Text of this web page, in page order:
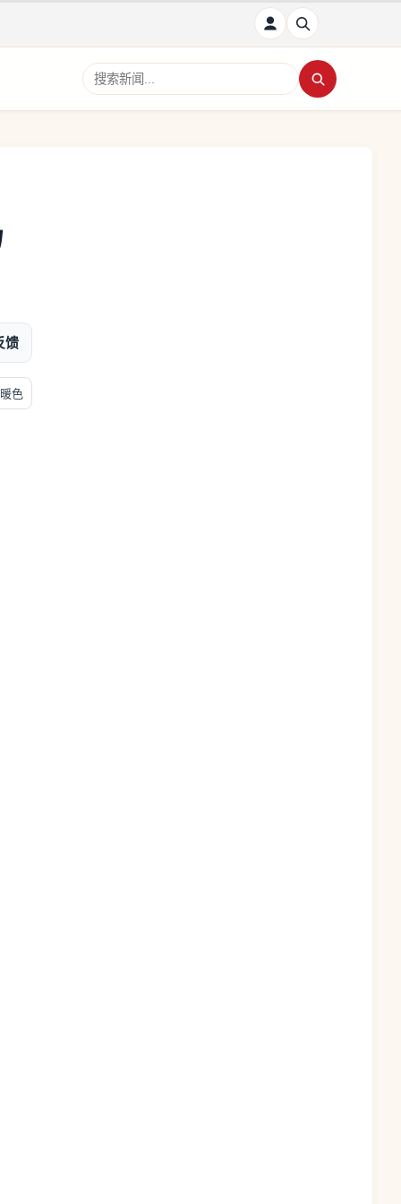
搜索新闻
馈
暖色